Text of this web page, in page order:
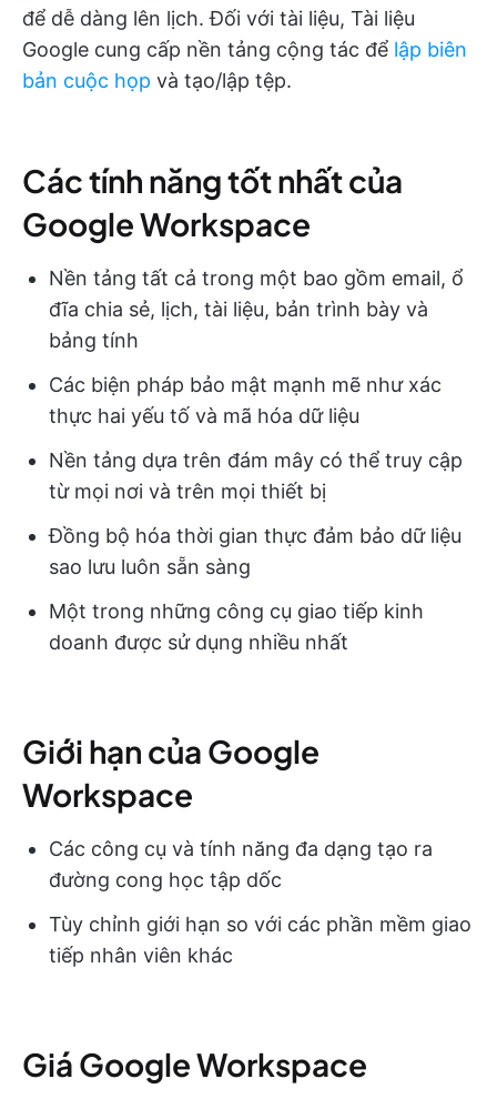
để dễ dàng lên lịch. Đối với tài liệu, Tài liệu
Google cung cấp nền tảng cộng tác để lập biên
bản cuộc họp và tạo/lập tệp.
Các tính năng tốt nhất của
Google Workspace
Nền tảng tất cả trong một bao gồm email, ổ
đĩa chia sẻ, lịch, tài liệu, bản trình bày và
bảng tính
Các biện pháp bảo mật mạnh mẽ như xác
thực hai yếu tố và mã hóa dữ liệu
Nền tảng dựa trên đám mây có thể truy cập
từ mọi nơi và trên mọi thiết bị
Đồng bộ hóa thời gian thực đảm bảo dữ liệu
sao lưu luôn sẵn sàng
Một trong những công cụ giao tiếp kinh
doanh được sử dụng nhiều nhất
Giới hạn của Google
Workspace
Các công cụ và tính năng đa dạng tạo ra
đường cong học tập dốc
Tùy chỉnh giới hạn so với các phần mềm giao
tiếp nhân viên khác
Giá Google Workspace